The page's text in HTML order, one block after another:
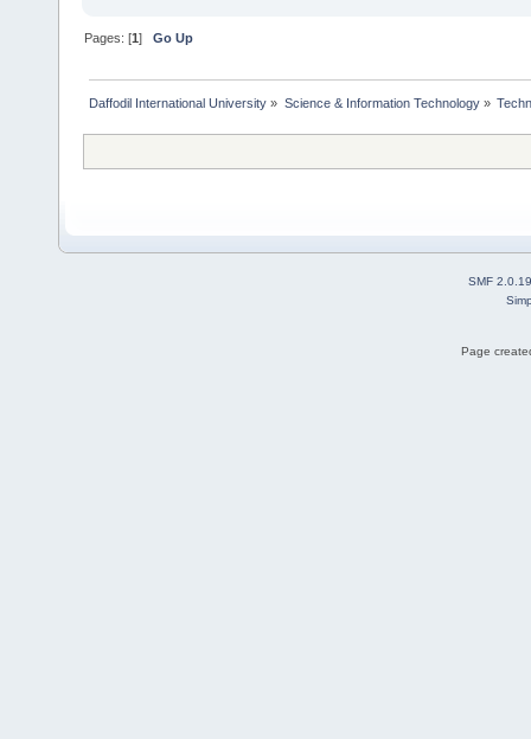
Pages: [1]Go Up
Daffodil International University » Science & Information Technology»
SMF 2.0.19
Page